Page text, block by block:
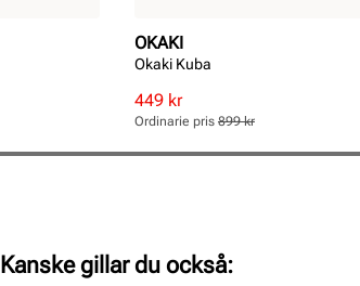
OKAKI
Okaki Kuba
Rabatterat
pris
Pris
449 kr
Ordinarie
pris
Pris
Ordinarie pris 899 kr
Kanske gillar du också: